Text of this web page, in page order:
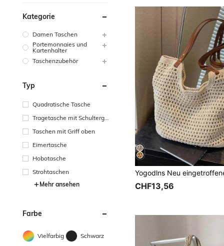
Kategorie
Damen Taschen
Portemonnaies und
Kartenhalter
Taschenzubehör
Typ
Quadratische Tasche
Tragetasche mit Schultergu
Taschen mit Griff oben
Eimertasche
Hobotasche
Strohtaschen
Mehr ansehen
Farbe
Vielfarbig Schwarz
CHF13,56